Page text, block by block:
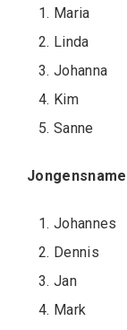
Maria
Linda
Johanna
Kim
Sanne
Johannes
Dennis
Jan
Mark